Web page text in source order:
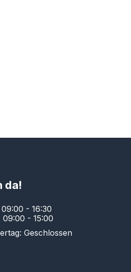
da!
- 16:30
- 15:00​
Geschlossen